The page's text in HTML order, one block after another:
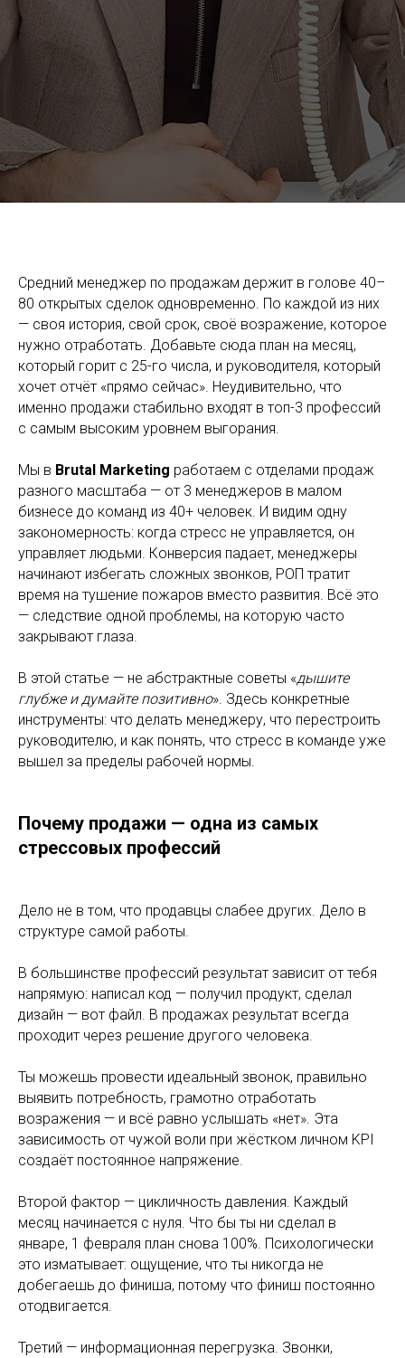
Средний менеджер по продажам держит в голове 40–
80 открытых сделок одновременно. По каждой из них
— своя история, свой срок, своё возражение, которое
нужно отработать. Добавьте сюда план на месяц,
который горит с 25-го числа, и руководителя, который
хочет отчёт «прямо сейчас». Неудивительно, что
именно продажи стабильно входят в топ-3 профессий
с самым высоким уровнем выгорания.
Мы в Brutal Marketing работаем с отделами продаж
разного масштаба — от 3 менеджеров в малом
бизнесе до команд из 40+ человек. И видим одну
закономерность: когда стресс не управляется, он
управляет людьми. Конверсия падает, менеджеры
начинают избегать сложных звонков, РОП тратит
время на тушение пожаров вместо развития. Всё это
— следствие одной проблемы, на которую часто
закрывают глаза.
В этой статье — не абстрактные советы «дышите
глубже и думайте позитивно». Здесь конкретные
инструменты: что делать менеджеру, что перестроить
руководителю, и как понять, что стресс в команде уже
вышел за пределы рабочей нормы.
Почему продажи — одна из самых
стрессовых профессий
Дело не в том, что продавцы слабее других. Дело в
структуре самой работы.
В большинстве профессий результат зависит от тебя
напрямую: написал код — получил продукт, сделал
дизайн — вот файл. В продажах результат всегда
проходит через решение другого человека.
Ты можешь провести идеальный звонок, правильно
выявить потребность, грамотно отработать
возражения — и всё равно услышать «нет». Эта
зависимость от чужой воли при жёстком личном KPI
создаёт постоянное напряжение.
Второй фактор — цикличность давления. Каждый
месяц начинается с нуля. Что бы ты ни сделал в
январе, 1 февраля план снова 100%. Психологически
это изматывает: ощущение, что ты никогда не
добегаешь до финиша, потому что финиш постоянно
отодвигается.
Третий — информационная перегрузка. Звонки,